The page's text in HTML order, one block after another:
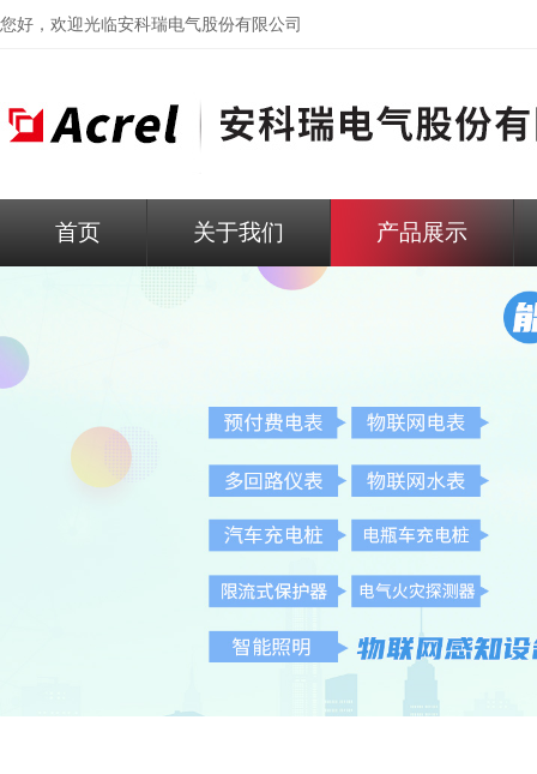
您好，欢迎光临安科瑞电气股份有限公司
首页 关于我们 产品展示